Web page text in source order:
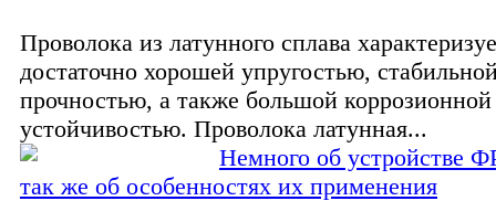
Проволока из латунного сплава
достаточно хорошей упругостью,
прочностью, а также большой коррозионной
устойчивостью. Проволока латунная...
Немного об устройстве
так же об особенностях их применения